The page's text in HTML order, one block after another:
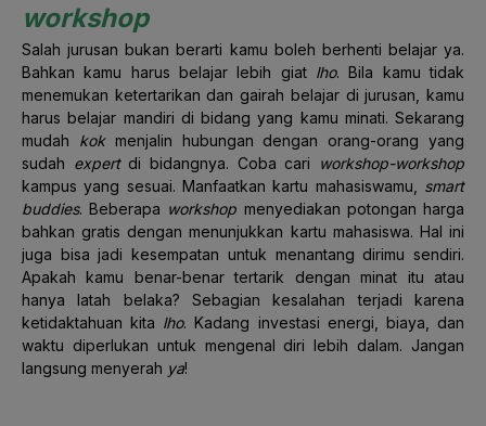
workshop
Salah jurusan bukan berarti kamu boleh berhenti belajar ya.
Bahkan kamu harus belajar lebih giat lho. Bila kamu tidak
menemukan ketertarikan dan gairah belajar di jurusan, kamu
harus belajar mandiri di bidang yang kamu minati. Sekarang
mudah kokmenjalin hubungan dengan orang-orang yang
sudah expertdi bidangnya. Coba cari
workshop-workshop
kampus yang sesuai. Manfaatkan kartu mahasiswamu, smart
buddies. Beberapa workshop menyediakan potongan harga
bahkan gratis dengan menunjukkan kartu mahasiswa. Hal ini
juga bisa jadi kesempatan untuk menantang dirimu sendiri.
Apakah kamu benar-benar tertarik dengan minat itu atau
hanya latah belaka? Sebagian kesalahan terjadi karena
ketidaktahuan kita lho. Kadang investasi energi, biaya, dan
waktu diperlukan untuk mengenal diri lebih dalam. Jangan
langsung menyerah ya!